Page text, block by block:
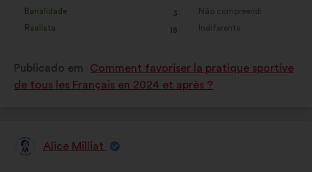
em:
Banalidade
: 3
vezes
Realista
: 18
vezes
em:
Não compreendi
:vezes
Indiferente
:vezes
Publicado em
Comment favoriser la pratique sportive
de tous les Français en 2024 et après ?
PropostaAlice Milliat